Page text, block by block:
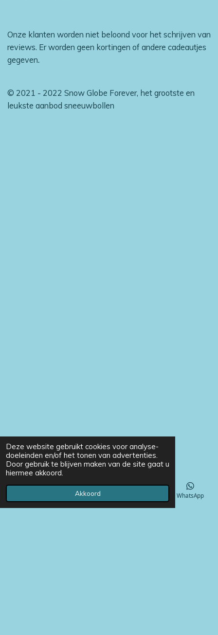
Deze website gebruikt cookies voor analyse-
doeleinden en/of het tonen van advertenties.
Door gebruik te blijven maken van de site gaat u
hiermee akkoord.
Akkoord
Onze klanten worden niet beloond voor het schrijven van
reviews. Er worden geen kortingen of andere cadeautjes
gegeven.
© 2021 - 2022 Snow Globe Forever, het grootste en
leukste aanbod sneeuwbollen
Telefoonnummer WhatsApp